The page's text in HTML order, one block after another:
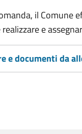
il Comune
e
e documenti da